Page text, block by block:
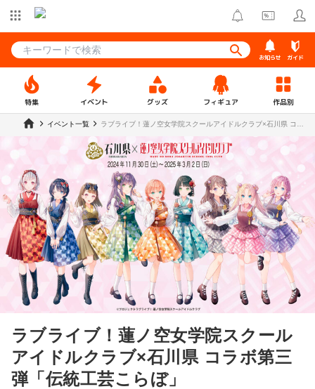
お知らせ ガイド
特集 イベント グッズ フィギュア 作品別
イベント一覧
ラブライブ！蓮ノ空女学院スクールアイドルクラブ×石川県 コラ
ラブライブ！蓮ノ空女学院スクール
アイドルクラブ×石川県 コラボ第三
弾「伝統工芸こらぼ」